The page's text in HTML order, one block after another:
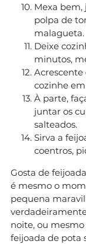
Mexa bem,
polpa de
malagueta.
Deixe
minutos,
Acrescente
cozinhe
À parte,
juntar os
salteados.
Sirva a
coentros,
Gosta de
é mesmo o
pequena
noite, ou
feijoada de pota